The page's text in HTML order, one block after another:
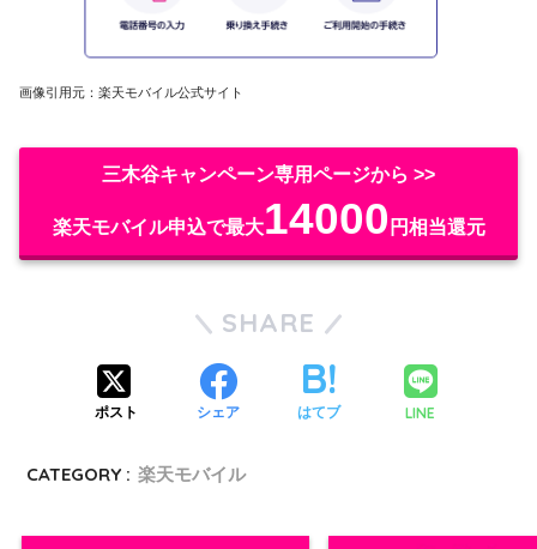
画像引用元：楽天モバイル公式サイト
三木谷キャンペーン専用ページから >>
楽天モバイル申込で最大14000 円相当還元
SHARE
ポスト シェア はてブ LINE
CATEGORY : 楽天モバイル